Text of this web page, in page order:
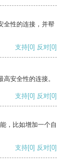
全性的连接，并帮
支持[0] 反对[0]
安全性的连接。
支持[0] 反对[0]
，比如增加一个自
支持[0] 反对[0]